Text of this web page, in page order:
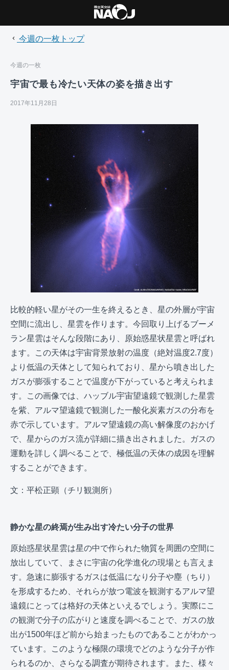
今週の一枚トップ
今週の一枚
宇宙で最も冷たい天体の姿を描き出す
2017年11月28日
比較的軽い星がその一生を終えるとき、星の外層が宇宙
空間に流出し、星雲を作ります。今回取り上げるブーメ
ラン星雲はそんな段階にあり、原始惑星状星雲と呼ばれ
ます。この天体は宇宙背景放射の温度（絶対温度2.7度）
より低温の天体として知られており、星から噴き出した
ガスが膨張することで温度が下がっていると考えられま
す。この画像では、ハッブル宇宙望遠鏡で観測した星雲
を紫、アルマ望遠鏡で観測した一酸化炭素ガスの分布を
赤で示しています。アルマ望遠鏡の高い解像度のおかげ
で、星からのガス流が詳細に描き出されました。ガスの
運動を詳しく調べることで、極低温の天体の成因を理解
することができます。
文：平松正顕（チリ観測所）
静かな星の終焉が生み出す冷たい分子の世界
原始惑星状星雲は星の中で作られた物質を周囲の空間に
放出していて、まさに宇宙の化学進化の現場とも言えま
す。急速に膨張するガスは低温になり分子や塵（ちり）
を形成するため、それらが放つ電波を観測するアルマ望
遠鏡にとっては格好の天体といえるでしょう。実際にこ
の観測で分子の広がりと速度を調べることで、ガスの放
出が1500年ほど前から始まったものであることがわかっ
ています。このような極限の環境でどのような分子が作
られるのか、さらなる調査が期待されます。また、様々